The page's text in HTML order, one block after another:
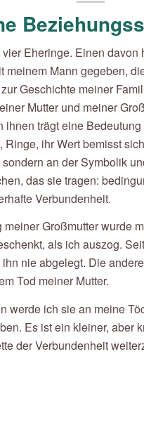
vier Eheringe. Einen davon
meinem Mann gegeben,
Geschichte meiner
Mutter und meiner
ihnen trägt eine
Ringe, ihr Wert bemisst
an der Symbolik
das sie tragen:
Verbundenheit.
meiner Großmutter wurde
als ich auszog.
nie abgelegt. Die
Tod meiner Mutter.
werde ich sie an meine
Es ist ein kleiner, aber
der Verbundenheit